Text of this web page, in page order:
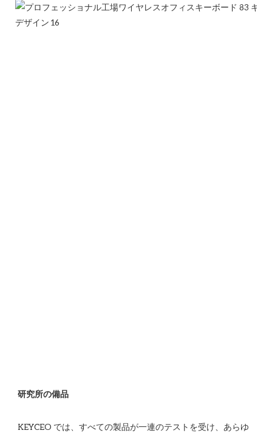
KEYCEO では、すべての製品が一連のテストを受け、あらゆ